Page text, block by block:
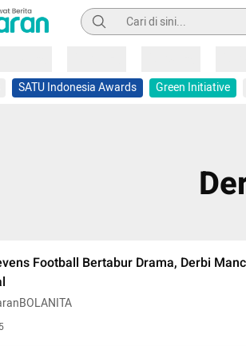
Pencarian
SATU Indonesia Awards Green Initiative
Football Bertabur Drama, Derbi